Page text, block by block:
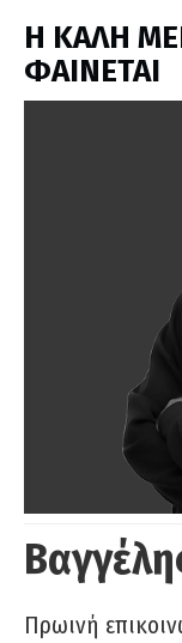
H ΚΑΛΗ
ΦΑΙΝΕΤΑΙ
Πρωινή